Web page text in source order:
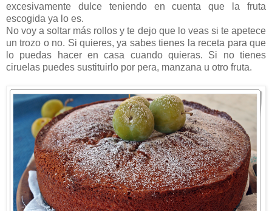
excesivamente dulce teniendo en cuenta que la fruta
escogida ya lo es.
No voy a soltar más rollos y te dejo que lo veas si te apetece
un trozo o no. Si quieres, ya sabes tienes la receta para que
lo puedas hacer en casa cuando quieras. Si no tienes
ciruelas puedes sustituirlo por pera, manzana u otro fruta.